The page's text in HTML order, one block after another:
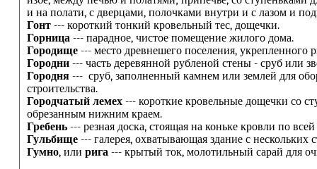
и на полати, с дверцами, полочками внутри и с лазом и
Гонт--- короткий тонкий кровельный тес, дощечки.
Горница --- парадное, чистое помещение жилого дома.
Городище--- место древнешего поселения, укрепленного
Городни--- часть деревянной рубленой стены - сруб или
Городня --- сруб, заполненный камнем или землей для
строительства.
Городчатый лемех--- короткие кровельные дощечки со
обрезанным нижним краем.
Гребень--- резная доска, стоящая на коньке кровли по
Гульбище--- галерея, охватывающая здание с нескольких
Гумно, или рига --- крытый ток, молотильный сарай для